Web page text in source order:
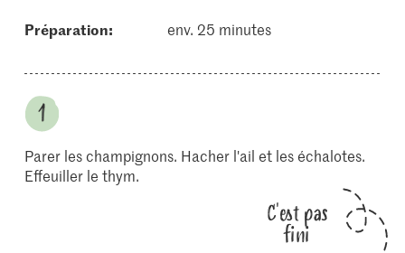
Préparation: env. 25 minutes
Parer les champignons. Hacher l'ail et les échalotes.
Effeuiller le thym.
C'est pas
fini